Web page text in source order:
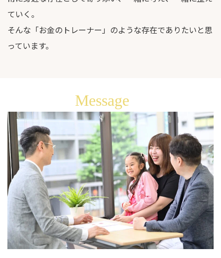
ていく。
そんな「お金のトレーナー」のような存在でありたいと思
っています。